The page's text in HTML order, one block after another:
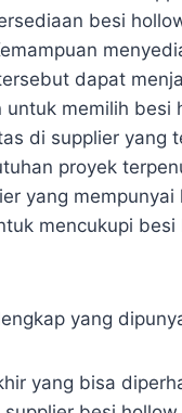
besi
dapat
untuk memilih besi
di supplier yang
proyek
yang mempunyai
mencukupi besi
yang
yang bisa